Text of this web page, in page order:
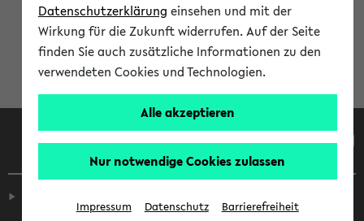
Anmeldung am eKVV
Datenschutzerklärung einsehen und mit der
Wirkung für die Zukunft widerrufen. Auf der Seite
finden Sie auch zusätzliche Informationen zu den
verwendeten Cookies und Technologien.
Alle akzeptieren
Nur notwendige Cookies zulassen
Impressum Datenschutz Barrierefreiheit